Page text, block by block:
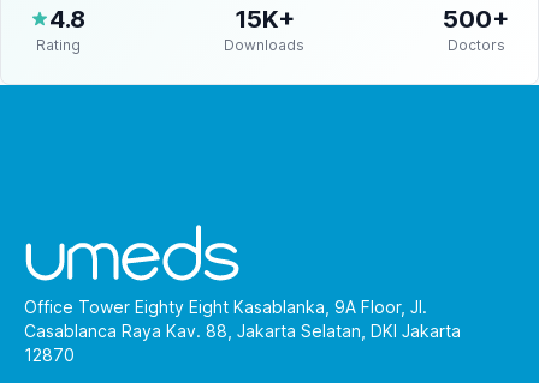
4.8
Rating
15K+
Downloads
500+
Doctors
Office Tower Eighty Eight Kasablanka, 9A Floor, Jl.
Casablanca Raya Kav. 88, Jakarta Selatan, DKI Jakarta
12870